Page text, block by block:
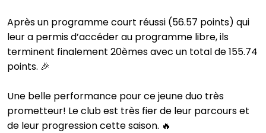
Après un programme court réussi (56.57 points) qui
leur a permis d’accéder au programme libre, ils
terminent finalement 20èmes avec un total de 155.74
points. 🎉
Une belle performance pour ce jeune duo très
prometteur! Le club est très fier de leur parcours et
de leur progression cette saison. 🔥